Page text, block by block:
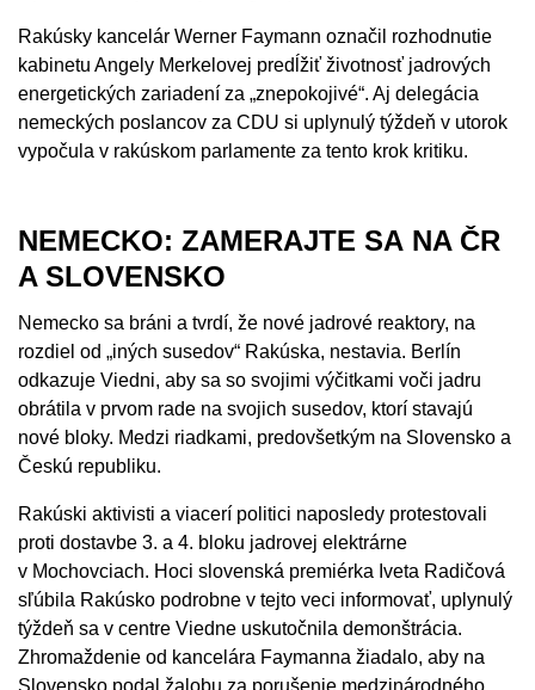
Rakúsky kancelár Werner Faymann označil rozhodnutie
kabinetu Angely Merkelovej predĺžiť životnosť jadrových
energetických zariadení za „znepokojivé“. Aj delegácia
nemeckých poslancov za CDU si uplynulý týždeň v utorok
vypočula v rakúskom parlamente za tento krok kritiku.
NEMECKO: ZAMERAJTE SA NA ČR
A SLOVENSKO
Nemecko sa bráni a tvrdí, že nové jadrové reaktory, na
rozdiel od „iných susedov“ Rakúska, nestavia. Berlín
odkazuje Viedni, aby sa so svojimi výčitkami voči jadru
obrátila v prvom rade na svojich susedov, ktorí stavajú
nové bloky. Medzi riadkami, predovšetkým na Slovensko a
Českú republiku.
Rakúski aktivisti a viacerí politici naposledy protestovali
proti dostavbe 3. a 4. bloku jadrovej elektrárne
v Mochovciach. Hoci slovenská premiérka Iveta Radičová
sľúbila Rakúsko podrobne v tejto veci informovať, uplynulý
týždeň sa v centre Viedne uskutočnila demonštrácia.
Zhromaždenie od kancelára Faymanna žiadalo, aby na
Slovensko podal žalobu za porušenie medzinárodného